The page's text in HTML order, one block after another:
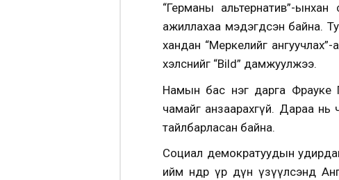
“Германы альтернатив”-
ажиллахаа мэдэгдсэн байна.
хандан “Меркелийг
хэлснийг “Bild” дамжуулжээ.
Намын бас нэг дарга Фрауке
чамайг анзаарахгүй. Дараа нь
тайлбарласан байна.
Социал демократуудын
ийм өндөр үр дүн үзүүлсэнд